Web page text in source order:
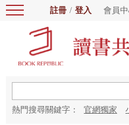
註冊 / 登入 會員
熱門搜尋關鍵字： 官網獨家